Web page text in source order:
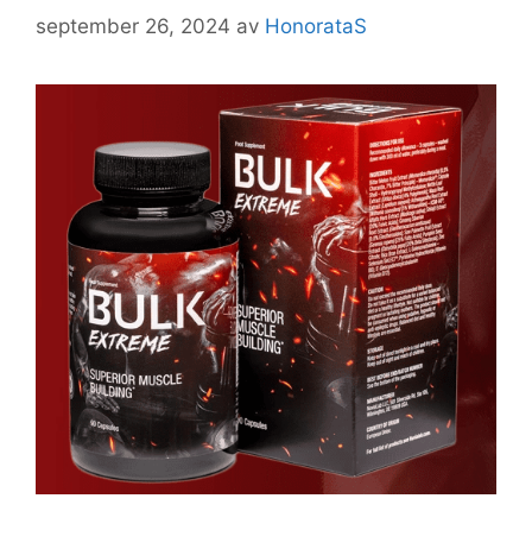
september 26, 2024 av HonorataS